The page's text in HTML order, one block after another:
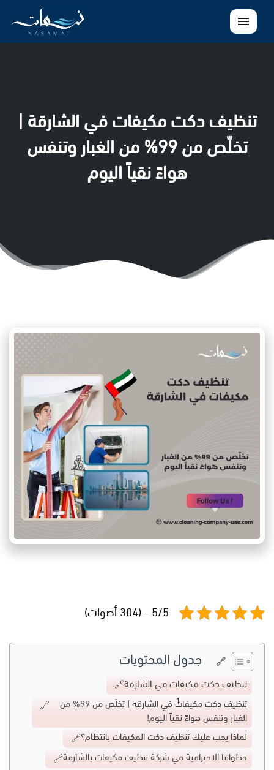
القائمة
تنظيف دكت مكيفات في الشارقة |
تخلّص من 99% من الغبار وتنفس
هواءً نقياً اليوم
5/5 - (304 أصوات)
جدول المحتويات
تنظيف دكت مكيفات في الشارقة
تنظيف دكت مكيفات في الشارقة | تخلّص من 99% من
الغبار وتنفس هواءً نقياً اليوم!
لماذا يجب عليك تنظيف دكت المكيفات بانتظام؟
خطواتنا الاحترافية في شركة تنظيف مكيفات بالشارقة